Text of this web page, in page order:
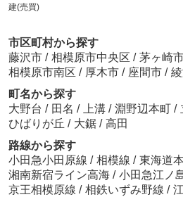
建(売買)
市区町村から探す
藤沢市 / 相模原市中央区 / 茅ヶ崎
相模原市南区 / 厚木市 / 座間市 /
町名から探す
大野台 / 田名 / 上溝 / 淵野辺本町 /
ひばりが丘 / 大鋸 / 高田
路線から探す
小田急小田原線 / 相模線 / 東海道
湘南新宿ライン高海 / 小田急江ノ
京王相模原線 / 相鉄いずみ野線 /